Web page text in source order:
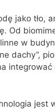
jako tło,
Od
w
dachy”,
jest